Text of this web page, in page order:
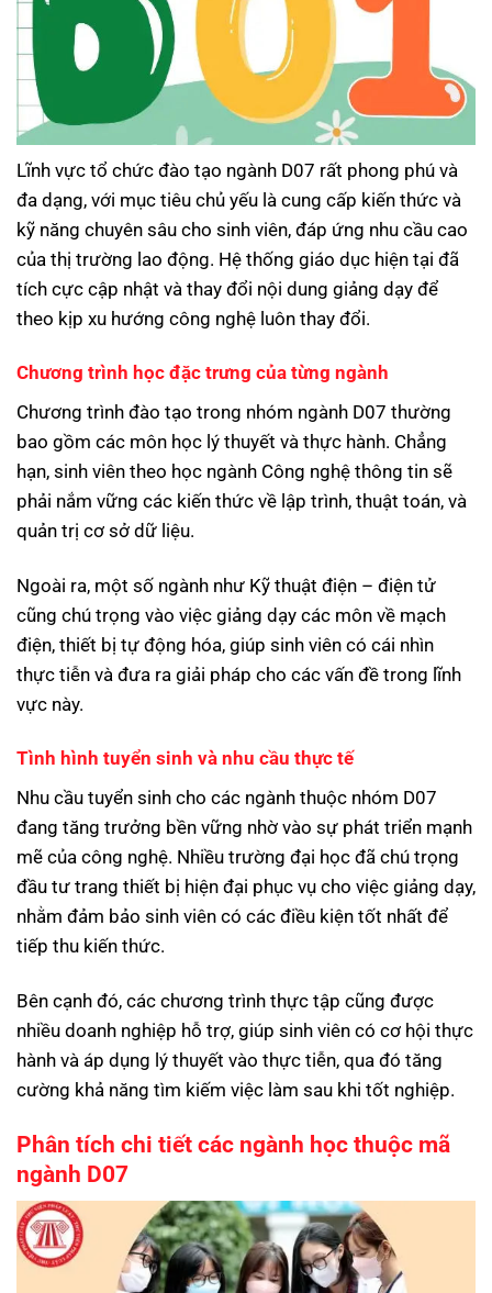
Lĩnh vực tổ chức đào tạo ngành D07 rất phong phú và
đa dạng, với mục tiêu chủ yếu là cung cấp kiến thức và
kỹ năng chuyên sâu cho sinh viên, đáp ứng nhu cầu cao
của thị trường lao động. Hệ thống giáo dục hiện tại đã
tích cực cập nhật và thay đổi nội dung giảng dạy để
theo kịp xu hướng công nghệ luôn thay đổi.
Chương trình học đặc trưng của từng ngành
Chương trình đào tạo trong nhóm ngành D07 thường
bao gồm các môn học lý thuyết và thực hành. Chẳng
hạn, sinh viên theo học ngành Công nghệ thông tin sẽ
phải nắm vững các kiến thức về lập trình, thuật toán, và
quản trị cơ sở dữ liệu.
Ngoài ra, một số ngành như Kỹ thuật điện – điện tử
cũng chú trọng vào việc giảng dạy các môn về mạch
điện, thiết bị tự động hóa, giúp sinh viên có cái nhìn
thực tiễn và đưa ra giải pháp cho các vấn đề trong lĩnh
vực này.
Tình hình tuyển sinh và nhu cầu thực tế
Nhu cầu tuyển sinh cho các ngành thuộc nhóm D07
đang tăng trưởng bền vững nhờ vào sự phát triển mạnh
mẽ của công nghệ. Nhiều trường đại học đã chú trọng
đầu tư trang thiết bị hiện đại phục vụ cho việc giảng dạy,
nhằm đảm bảo sinh viên có các điều kiện tốt nhất để
tiếp thu kiến thức.
Bên cạnh đó, các chương trình thực tập cũng được
nhiều doanh nghiệp hỗ trợ, giúp sinh viên có cơ hội thực
hành và áp dụng lý thuyết vào thực tiễn, qua đó tăng
cường khả năng tìm kiếm việc làm sau khi tốt nghiệp.
Phân tích chi tiết các ngành học thuộc mã
ngành D07